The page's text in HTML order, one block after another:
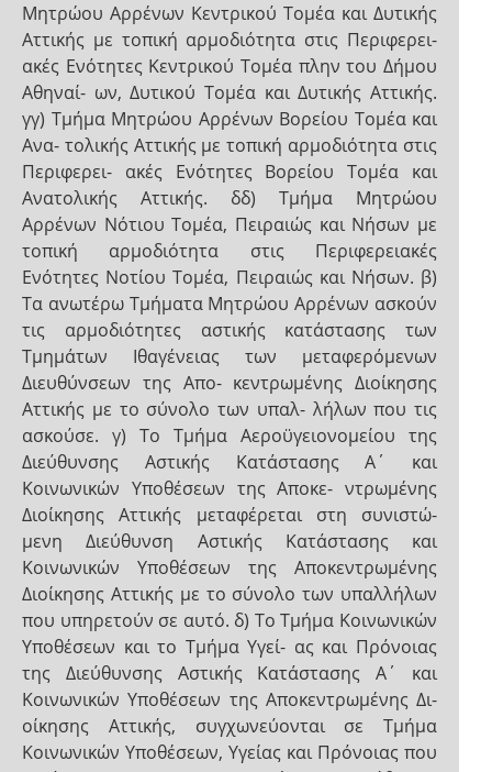
Μητρώου Αρρένων Κεντρικού Τομέα και Δυτικής
Αττικής με τοπική αρμοδιότητα στις Περιφερει-
ακές Ενότητες Κεντρικού Τομέα πλην του Δήμου
Αθηναί- ων, Δυτικού Τομέα και Δυτικής Αττικής.
γγ) Τμήμα Μητρώου Αρρένων Βορείου Τομέα και
Ανα- τολικής Αττικής με τοπική αρμοδιότητα στις
Περιφερει- ακές Ενότητες Βορείου Τομέα και
Ανατολικής Αττικής. δδ) Τμήμα Μητρώου
Αρρένων Νότιου Τομέα, Πειραιώς και Νήσων με
τοπική αρμοδιότητα στις Περιφερειακές
Ενότητες Νοτίου Τομέα, Πειραιώς και Νήσων. β)
Τα ανωτέρω Τμήματα Μητρώου Αρρένων ασκούν
τις αρμοδιότητες αστικής κατάστασης των
Τμημάτων Ιθαγένειας των μεταφερόμενων
Διευθύνσεων της Απο- κεντρωμένης Διοίκησης
Αττικής με το σύνολο των υπαλ- λήλων που τις
ασκούσε. γ) Το Τμήμα Αεροϋγειονομείου της
Διεύθυνσης Αστικής Κατάστασης Α΄ και
Κοινωνικών Υποθέσεων της Αποκε- ντρωμένης
Διοίκησης Αττικής μεταφέρεται στη συνιστώ-
μενη Διεύθυνση Αστικής Κατάστασης και
Κοινωνικών Υποθέσεων της Αποκεντρωμένης
Διοίκησης Αττικής με το σύνολο των υπαλλήλων
που υπηρετούν σε αυτό. δ) Το Τμήμα Κοινωνικών
Υποθέσεων και το Τμήμα Υγεί- ας και Πρόνοιας
της Διεύθυνσης Αστικής Κατάστασης Α΄ και
Κοινωνικών Υποθέσεων της Αποκεντρωμένης Δι-
οίκησης Αττικής, συγχωνεύονται σε Τμήμα
Κοινωνικών Υποθέσεων, Υγείας και Πρόνοιας που